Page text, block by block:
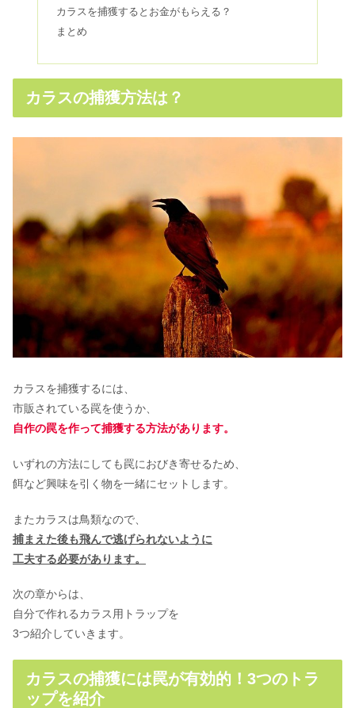
る？性別と鳴き方の種類を解説！
amazonで買えるものをまとめてみた
カラスの生態は？夜に大量発生する原
因などを5つ紹介！
インコのおもちゃおすすめ10選！通販
や100均などから紹介！
セキセイインコの雛が口パクパクする
のはなぜ？驚きの意味とは
ひよこの値段はペットならいくら？家
で飼育する場合の料金相場を紹介
スズメの卵の孵化するまでの日数！生
フクロウで小型の種類はどれくらいあ
文鳥の卵が孵化しそう！対処法＆産ん
カラスを捕獲するとお金がもらえる？
まとめ
カラスの捕獲方法は？
カラスを捕獲するには、
市販されている罠を使うか、
自作の罠を作って捕獲する方法があります。
いずれの方法にしても罠におびき寄せるため、
餌など興味を引く物を一緒にセットします。
またカラスは鳥類なので、
捕まえた後も飛んで逃げられないように
工夫する必要があります。
次の章からは、
自分で作れるカラス用トラップを
3つ紹介していきます。
カラスの捕獲には罠が有効的！3つのトラ
ップを紹介